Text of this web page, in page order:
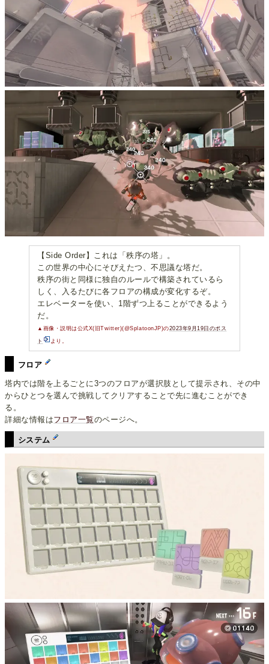
【Side Order】これは「秩序の塔」。
この世界の中心にそびえたつ、不思議な塔だ。
秩序の街と同様に独自のルールで構築されているら
しく、入るたびに各フロアの構成が変化するぞ。
エレベーターを使い、1階ずつ上ることができるよう
だ。
▲画像・説明は公式X(旧Twitter)(@SplatoonJP)の2023年9月19日のポス
ト より。
フロア
塔内では階を上るごとに3つのフロアが選択肢として提示され、その中
からひとつを選んで挑戦してクリアすることで先に進むことができ
る。
詳細な情報はフロア一覧のページへ。
システム